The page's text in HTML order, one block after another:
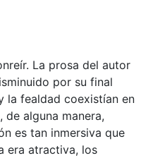
La prosa del autor
por su final
la fealdad coexistían en
alguna manera,
es tan inmersiva que
era atractiva, los